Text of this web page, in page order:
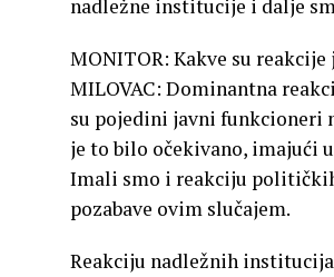
nadležne institucije i dalje
MONITOR: Kakve su
MILOVAC: Dominantna
su pojedini javni funkcioneri
je to bilo očekivano, imajući
Imali smo i reakciju
pozabave ovim slučajem.
Reakciju nadležnih